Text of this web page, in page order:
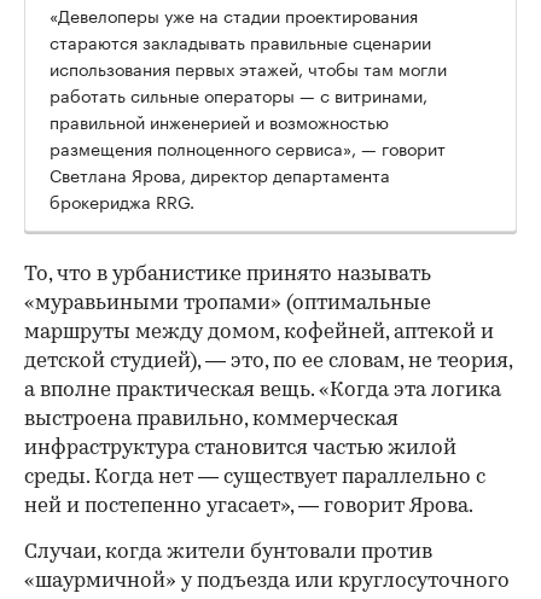
00:00
«Девелоперы уже на стадии проектирования
стараются закладывать правильные сценарии
использования первых этажей, чтобы там могли
работать сильные операторы — с витринами,
правильной инженерией и возможностью
размещения полноценного сервиса», — говорит
Светлана Ярова, директор департамента
брокериджа RRG.
То, что в урбанистике принято называть
«муравьиными тропами» (оптимальные
маршруты между домом, кофейней, аптекой и
детской студией), — это, по ее словам, не теория,
а вполне практическая вещь. «Когда эта логика
выстроена правильно, коммерческая
инфраструктура становится частью жилой
среды. Когда нет — существует параллельно с
ней и постепенно угасает», — говорит Ярова.
Случаи, когда жители бунтовали против
«шаурмичной» у подъезда или круглосуточного